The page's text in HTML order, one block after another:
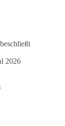
2026